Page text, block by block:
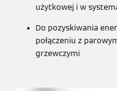
użytkowej i w
Do pozyskiwania
połączeniu z
grzewczymi